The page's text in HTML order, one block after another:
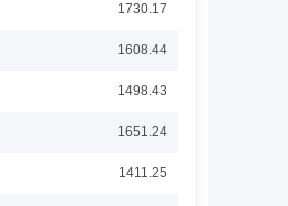
10月兼任海富通新内
板增强的基金经理。
碳指数）基金经
。2014年11月起兼任
1730.17
1608.44
1498.43
1651.24
1411.25